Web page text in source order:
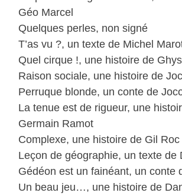
Géo Marcel
Quelques perles, non signé
T’as vu ?, un texte de Michel
Quel cirque !, une histoire de
Raison sociale, une histoire de
Perruque blonde, un conte de
La tenue est de rigueur, une
Germain Ramot
Complexe, une histoire de Gil Roc
Leçon de géographie, un texte de
Gédéon est un fainéant, un conte
Un beau jeu…, une histoire de